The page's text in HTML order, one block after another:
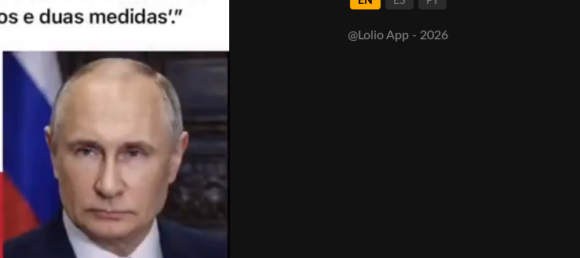
@Lolio App - 2026